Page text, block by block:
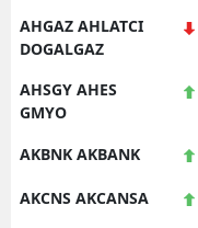
AHGAZ AHLATCI
DOGALGAZ
AHSGY AHES
GMYO
AKBNK AKBANK
AKCNS AKCANSA